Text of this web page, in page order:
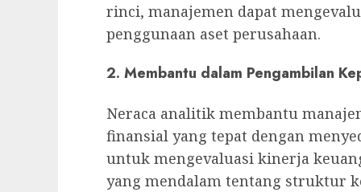
rinci, manajemen dapat
penggunaan aset perusahaan.
2. Membantu dalam Pengambilan
Neraca analitik membantu
finansial yang tepat dengan
untuk mengevaluasi kinerja
yang mendalam tentang struktur